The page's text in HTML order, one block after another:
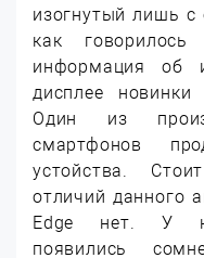
изогнутый лишь с
как
информация об
дисплее
Один из
смартфонов
устойства.
отличий данного
Edge нет. У
появились